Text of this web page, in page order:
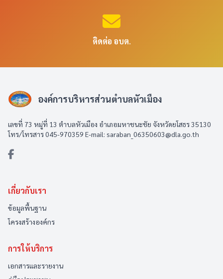
ติดต่อ อบต.
องค์การบริหารส่วนตำบลหัวเมือง
เลขที่ 73 หมู่ที่ 13 ตำบลหัวเมือง อำเภอมหาชนะชัย จังหวัดยโสธร 35130
โทร/โทรสาร 045-970359 E-mail: saraban_06350603@dla.go.th
เกี่ยวกับเรา
ข้อมูลพื้นฐาน
โครงสร้างองค์กร
การให้บริการ
เอกสารและรายงาน